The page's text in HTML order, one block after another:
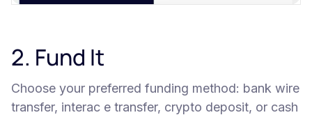
2. Fund It
Choose your preferred funding method: bank wire
transfer, interac e transfer, crypto deposit, or cash